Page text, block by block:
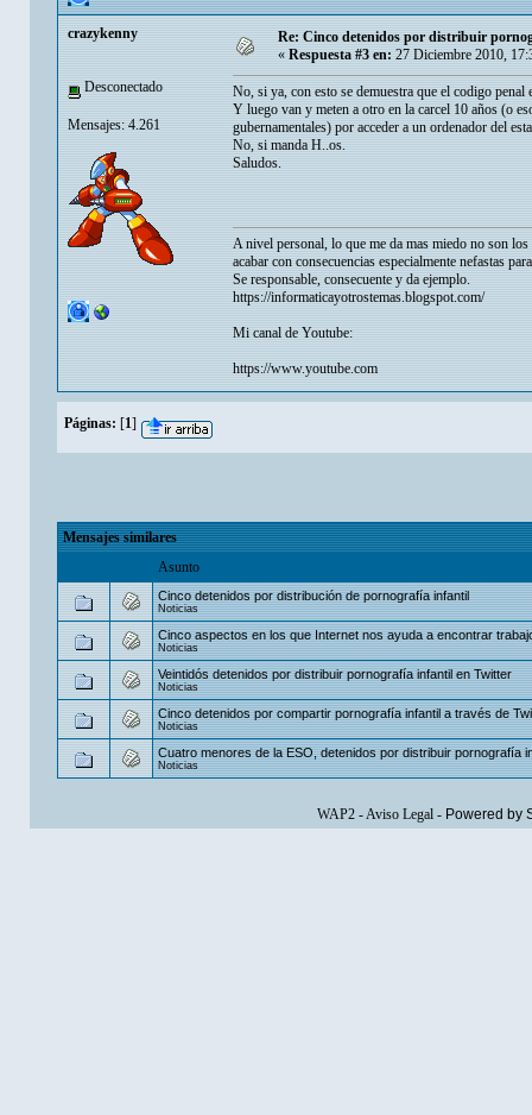
crazykenny
Desconectado
Mensajes: 4.261
Re: Cinco detenidos por distribuir
« Respuesta #3 en: 27 Diciembre 2010,
No, si ya, con esto se demuestra que el codigo
Y luego van y meten a otro en la carcel 10 años (o
gubernamentales) por acceder a un ordenador del
No, si manda H..os.
Saludos.
A nivel personal, lo que me da mas miedo no son
acabar con consecuencias especialmente nefastas
Se responsable, consecuente y da ejemplo.
https://informaticayotrostemas.blogspot.com/
Mi canal de Youtube:
https://www.youtube.com
Páginas: [1]
Mensajes similares
Asunto
Cinco detenidos por distribución de pornografía infantil
Noticias
Cinco aspectos en los que Internet nos ayuda a encontrar
Noticias
Veintidós detenidos por distribuir pornografía infantil en Twitter
Noticias
Cinco detenidos por compartir pornografía infantil a través de
Noticias
Cuatro menores de la ESO, detenidos por distribuir pornografía
Noticias
WAP2-Aviso Legal- Powered by